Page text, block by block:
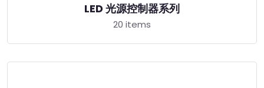
LED 光源控制器系列
20 items